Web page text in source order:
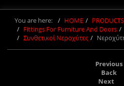
You are here: HOME
PRODUCTS
Fittings For Furniture And Doors
Συνθετικοί Νεροχύτες
Previous
Back
Next